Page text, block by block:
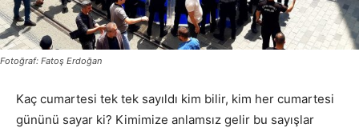
Fotoğraf: Fatoş Erdoğan
Kaç cumartesi tek tek sayıldı kim bilir, kim her cumartesi
gününü sayar ki? Kimimize anlamsız gelir bu sayışlar